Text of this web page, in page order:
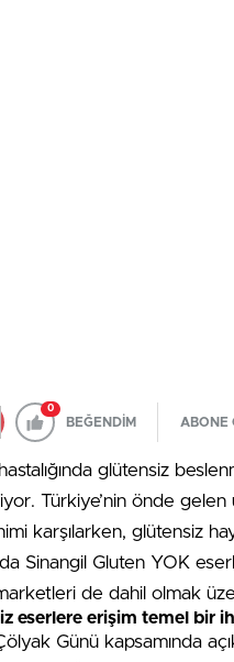
0
BEĞENDİM ABONE
glütensiz
Türkiye’nin önde gelen
karşılarken, glütensiz
Sinangil Gluten YOK
de dahil olmak
eserlere erişim temel bir
Günü kapsamında